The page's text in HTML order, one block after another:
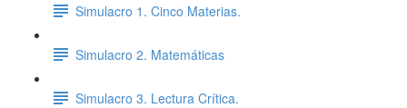
Simulacro 1. Cinco Materias.
Simulacro 2. Matemáticas
Simulacro 3. Lectura Crítica.